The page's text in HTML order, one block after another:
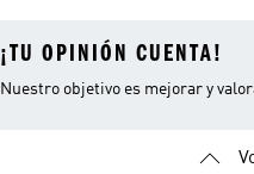
¡TU OPINIÓN CUENTA!
Nuestro objetivo es mejorar y